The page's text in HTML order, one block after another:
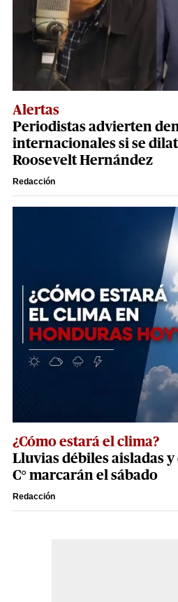
Alertas
Periodistas advierten
internacionales si se
Roosevelt Hernández
Redacción
¿Cómo estará el clima?
Lluvias débiles aisladas
C° marcarán el sábado
Redacción